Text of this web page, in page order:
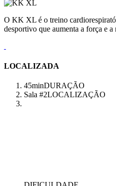
O KK XL é o treino
desportivo que aumenta a força e a
LOCALIZADA
45minDURAÇÃO
Sala #2LOCALIZAÇÃO